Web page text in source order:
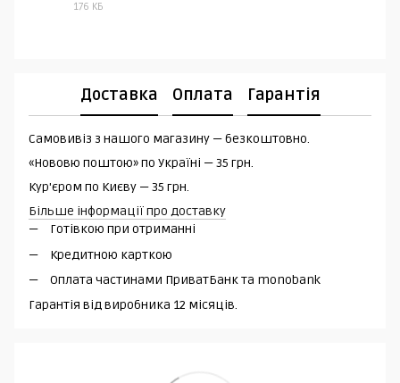
176 КБ
Доставка Оплата Гарантія
Самовивіз з нашого магазину — безкоштовно.
«Нововю поштою» по Україні — 35 грн.
Кур'єром по Києву — 35 грн.
Більше інформації про доставку
Готівкою при отриманні
Кредитною карткою
Оплата частинами ПриватБанк та monobank
Гарантія від виробника 12 місяців.